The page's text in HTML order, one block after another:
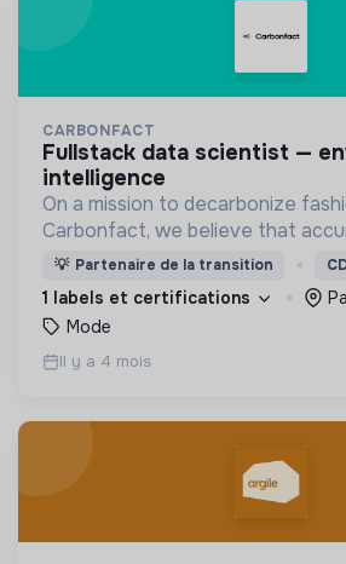
CARBONFACT
fullstack data scientist — environmental
intelligence
On a mission to decarbonize
Carbonfact, we believe that
foundation of sustainability we
understand their carbon
can act on them.
💡 Partenaire de la transition
1 labels et certifications
Mode
Il y a 4 mois